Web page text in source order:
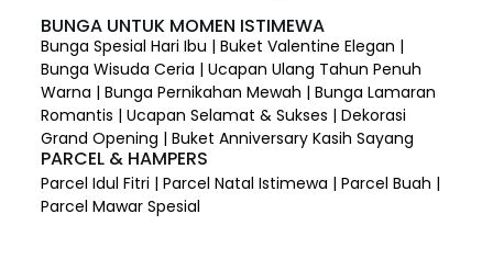
BUNGA UNTUK MOMEN ISTIMEWA
Bunga Spesial Hari Ibu | Buket Valentine Elegan |
Bunga Wisuda Ceria | Ucapan Ulang Tahun Penuh
Warna | Bunga Pernikahan Mewah | Bunga Lamaran
Romantis | Ucapan Selamat & Sukses | Dekorasi
Grand Opening | Buket Anniversary Kasih Sayang
PARCEL & HAMPERS
Parcel Idul Fitri | Parcel Natal Istimewa | Parcel Buah |
Parcel Mawar Spesial